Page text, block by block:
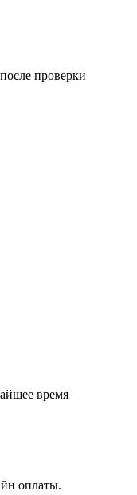
проверки
время
оплаты.